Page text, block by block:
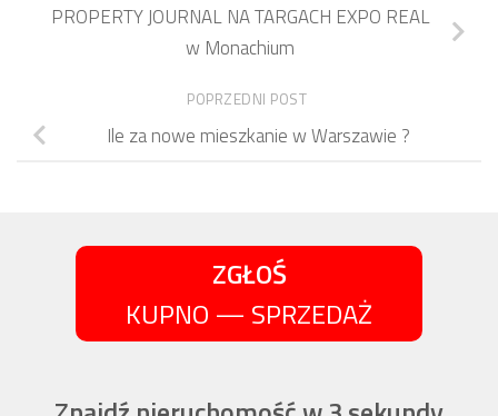
PROPERTY JOURNAL NA TARGACH EXPO REAL
w Monachium
POPRZEDNI POST
Ile za nowe mieszkanie w Warszawie ?
ZGŁOŚ
KUPNO — SPRZEDAŻ